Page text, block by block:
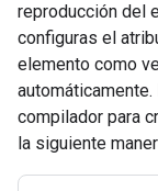
reproducción del
configuras el
elemento como
compilador para
la siguiente